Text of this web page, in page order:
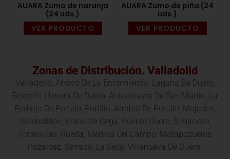
AUARA Zumo de naranja
(24 uds.)
VER PRODUCTO
AUARA Zumo de piña (24
uds.)
VER PRODUCTO
Zonas de Distribución. Valladolid
Valladolid, Arroyo De La Encomienda, Laguna De Duero,
Boecillo, Herrera De Duero, Aldeamayor De San Martin, La
Pedraja De Portillo, Portillo, Arrabal De Portillo, Mojados,
Valdestillas, Viana De Cega, Puente Duero, Simancas,
Tordesillas, Rueda, Medina Del Campo, Matapozuelos,
Pozaldez, Serrada, La Seca, Villanueva De Duero.